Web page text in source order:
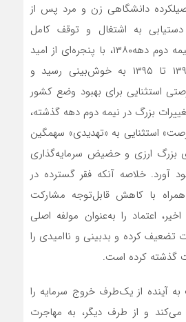
دانشگاهی زن و مرد پس از
به اشتغال و توقف کامل
اشتغال‌‌‌‌‌‌زایی سال‌های نیمه دوم دهه۱۳۸۰، با پنجره‌‌‌‌‌‌ای از امید
در حوالی سال‌های ۱۳۹۲ تا ۱۳۹۵ به خوش‌بینی رسید ‌و
استثنایی برای بهبود وضع کشور
بزرگ در نیمه دوم دهه گذشته،
استثنایی به «تهدیدی» سهمگین
بزرگ ارزی و حضیض سرمایه‌گذاری
آورد. خلاصه آنکه فقر گسترده در
با کاهش قابل‌توجه مشارکت
اعتماد را به‌عنوان مولفه اصلی
تضعیف کرده و بدبینی و ناامیدی را
گذشته کرده است.
آینده از یک‌طرف خروج سرمایه را
می‌کند و از طرف دیگر، به مهاجرت